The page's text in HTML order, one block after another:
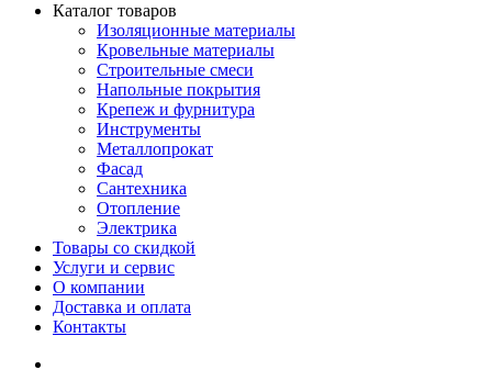
Каталог товаров
Изоляционные материалы
Кровельные материалы
Строительные смеси
Напольные покрытия
Крепеж и фурнитура
Инструменты
Металлопрокат
Фасад
Сантехника
Отопление
Электрика
Товары со скидкой
Услуги и сервис
О компании
Доставка и оплата
Контакты